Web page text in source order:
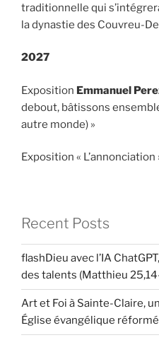
traditionnelle qui
la dynastie des Couvreu-
2027
Exposition Emmanuel
debout, bâtissons
autre monde) »
Exposition «
Recent Posts
flashDieu avec l’IA
des talents (Matthieu
Art et Foi à Sainte-Claire,
Église évangélique